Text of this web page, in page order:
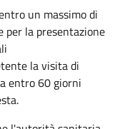
un massimo di
la presentazione
la visita di
entro 60 giorni